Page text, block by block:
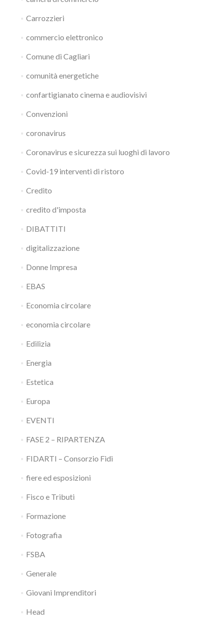
Carrozzieri
commercio elettronico
Comune di Cagliari
comunità energetiche
confartigianato cinema e audiovisivi
Convenzioni
coronavirus
Coronavirus e sicurezza sui luoghi di lavoro
Covid-19 interventi di ristoro
Credito
credito d'imposta
DIBATTITI
digitalizzazione
Donne Impresa
EBAS
Economia circolare
economia circolare
Edilizia
Energia
Estetica
Europa
EVENTI
FASE 2 – RIPARTENZA
FIDARTI – Consorzio Fidi
fiere ed esposizioni
Fisco e Tributi
Formazione
Fotografia
FSBA
Generale
Giovani Imprenditori
Head